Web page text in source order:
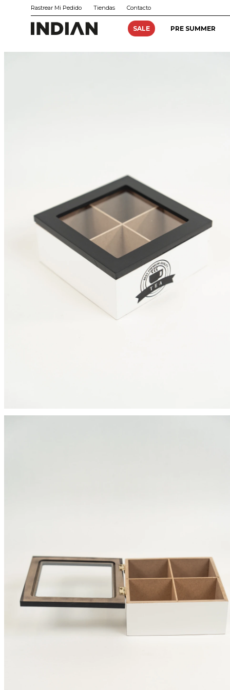
SALE PRE SUMMER
Rastrear Mi Pedido Tiendas Contacto